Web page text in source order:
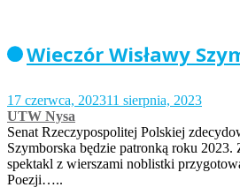
Wieczór Wisławy
17 czerwca, 202311 sierpnia, 2023
UTW Nysa
Senat Rzeczypospolitej Polskiej
Szymborska będzie patronką roku 2023.
spektakl z wierszami noblistki
Poezji…..